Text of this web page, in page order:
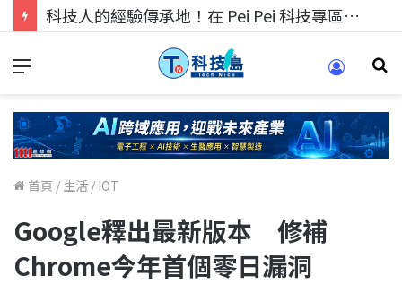
科技人找工作，就到TECH+ 科技專區!
首頁 / 生活 / IOT
Google釋出最新版本 修補
Chrome今年首個零日漏洞